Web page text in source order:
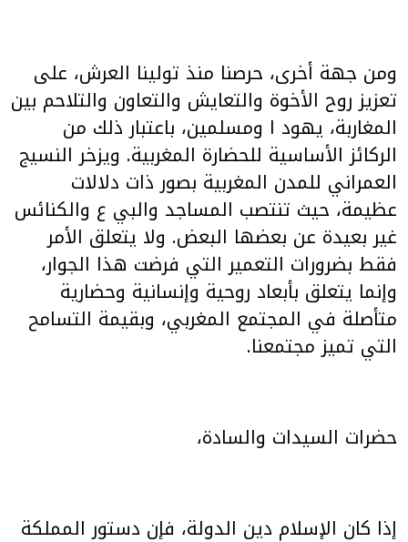
ومن جهة أخرى، حرصنا منذ تولينا العرش، على
تعزيز روح الأخوة والتعايش والتعاون والتلاحم بين
المغاربة، يهود ا ومسلمين، باعتبار ذلك من
الركائز الأساسية للحضارة المغربية. ويزخر النسيج
العمراني للمدن المغربية بصور ذات دلالات
عظيمة، حيث تنتصب المساجد والبي ع والكنائس
غير بعيدة عن بعضها البعض. ولا يتعلق الأمر
فقط بضرورات التعمير التي فرضت هذا الجوار،
وإنما يتعلق بأبعاد روحية وإنسانية وحضارية
متأصلة في المجتمع المغربي، وبقيمة التسامح
التي تميز مجتمعنا.
حضرات السيدات والسادة،
إذا كان الإسلام دين الدولة، فإن دستور المملكة